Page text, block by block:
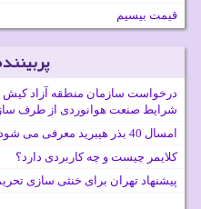
قیمت بیسیم
درخواست سازمان منطقه آزاد کیش
شرایط صنعت هوانوردی از طرف
امسال 40 بذر هیبرید معرفی می شود
کلایمر چیست و چه کاربردی دارد؟
پیشنهاد تهران برای خنثی سازی